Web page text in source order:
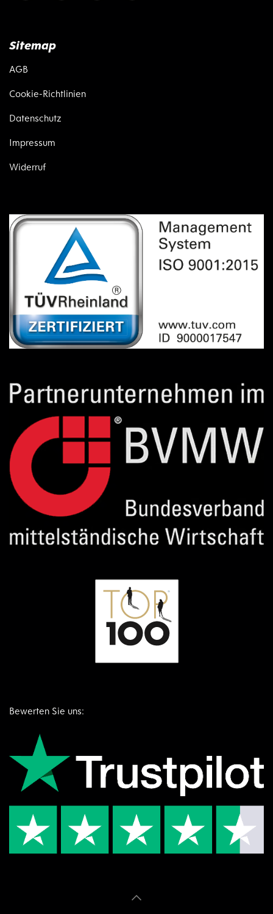
Sitemap
AGB
Cookie-Richtlinien
Datenschutz
Impressum
Widerruf
Bewerten Sie uns: